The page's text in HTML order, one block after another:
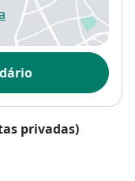
novo separador
privadas)